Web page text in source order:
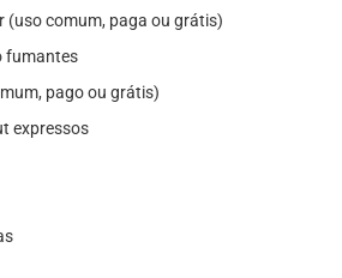
(uso comum, paga ou grátis)
fumantes
pago ou grátis)
expressos